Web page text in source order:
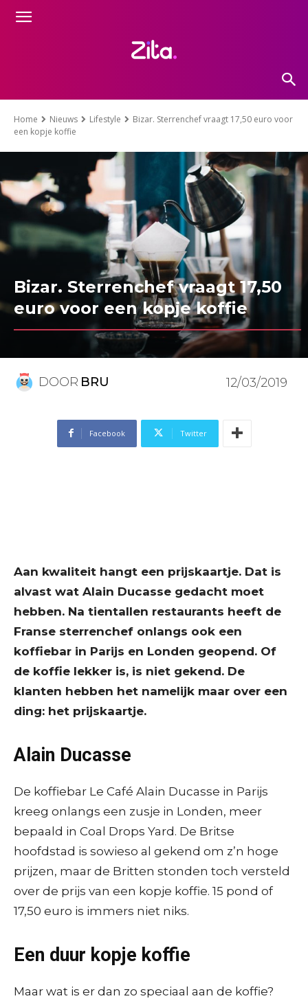
Home Nieuws Lifestyle
Bizar. Sterrenchef vraagt 17,50 euro voor
een kopje koffie
Bizar. Sterrenchef vraagt 17,50
euro voor een kopje koffie
DOOR BRU 12/03/2019
Facebook Twitter
Aan kwaliteit hangt een prijskaartje. Dat is
alvast wat Alain Ducasse gedacht moet
hebben. Na tientallen restaurants heeft de
Franse sterrenchef onlangs ook een
koffiebar in Parijs en Londen geopend. Of
de koffie lekker is, is niet gekend. De
klanten hebben het namelijk maar over een
ding: het prijskaartje.
Alain Ducasse
De koffiebar Le Café Alain Ducasse in Parijs
kreeg onlangs een zusje in Londen, meer
bepaald in Coal Drops Yard. De Britse
hoofdstad is sowieso al gekend om z’n hoge
prijzen, maar de Britten stonden toch versteld
over de prijs van een kopje koffie. 15 pond of
17,50 euro is immers niet niks.
Een duur kopje koffie
Maar wat is er dan zo speciaal aan de koffie?